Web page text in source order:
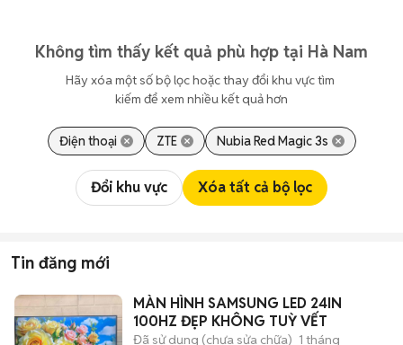
Không tìm thấy kết quả phù hợp tại Hà Nam
Hãy xóa một số bộ lọc hoặc thay đổi khu vực tìm
kiếm để xem nhiều kết quả hơn
Điện thoại ZTE Nubia Red Magic 3s
Đổi khu vực Xóa tất cả bộ lọc
Tin đăng mới
MÀN HÌNH SAMSUNG LED 24IN
100HZ ĐẸP KHÔNG TUỲ VẾT
Đã sử dụng (chưa sửa chữa) 1 tháng